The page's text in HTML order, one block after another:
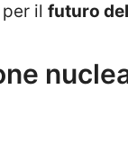
il futuro